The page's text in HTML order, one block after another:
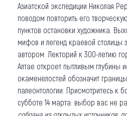
Азиатской экспедиции Николая
поводом повторить его
пунктов остановки художника.
мифов и легенд краевой столицы
автором. Лекторий к 300-летию
Алтае откроет пытливым глубины
окаменелостей обозначит
палеонтологии. Присмотритесь к
субботе 14 марта: выбор вас не